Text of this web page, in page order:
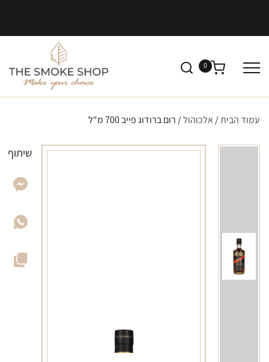
0
עמוד הבית/ אלכוהול/ רום ברודוג פייב 700 מ"ל
שיתוף